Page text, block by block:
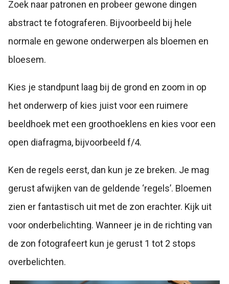
Zoek naar patronen en probeer gewone dingen
abstract te fotograferen. Bijvoorbeeld bij hele
normale en gewone onderwerpen als bloemen en
bloesem.
Kies je standpunt laag bij de grond en zoom in op
het onderwerp of kies juist voor een ruimere
beeldhoek met een groothoeklens en kies voor een
open diafragma, bijvoorbeeld f/4.
Ken de regels eerst, dan kun je ze breken. Je mag
gerust afwijken van de geldende ‘regels’. Bloemen
zien er fantastisch uit met de zon erachter. Kijk uit
voor onderbelichting. Wanneer je in de richting van
de zon fotografeert kun je gerust 1 tot 2 stops
overbelichten.